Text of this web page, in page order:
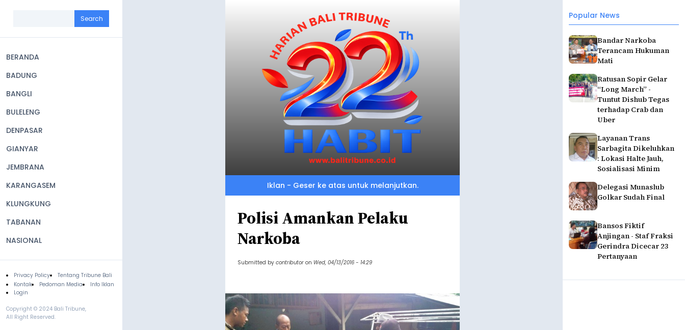
navigation
BERANDA
BADUNG
BANGLI
BULELENG
DENPASAR
GIANYAR
JEMBRANA
KARANGASEM
KLUNGKUNG
TABANAN
NASIONAL
Footer
Privacy Policy
Tentang Tribune Bali
Kontak
Pedoman Media
Info Iklan
Login
Copyright © 2024 Bali Tribune,
All Right Reserved.
Popular News
Bandar Narkoba
Terancam Hukuman
Mati
Ratusan Sopir Gelar
“Long March” -
Tuntut Dishub Tegas
terhadap Crab dan
Uber
Layanan Trans
Sarbagita Dikeluhkan
: Lokasi Halte Jauh,
Sosialisasi Minim
Delegasi Munaslub
Golkar Sudah Final
Bansos Fiktif
Anjingan - Staf Fraksi
Gerindra Dicecar 23
Pertanyaan
Iklan - Geser ke atas untuk melanjutkan.
Polisi Amankan Pelaku
Narkoba
Submitted by contributor on Wed, 04/13/2016 - 14:29